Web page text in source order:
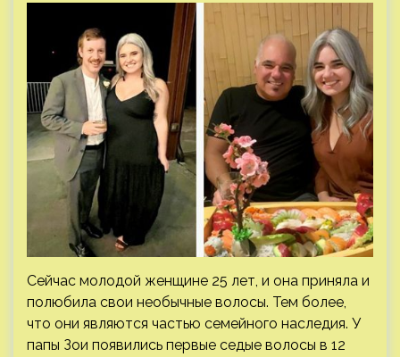
Сейчас молодой женщине 25 лет, и она приняла и
полюбила свои необычные волосы. Тем более,
что они являются частью семейного наследия. У
папы Зои появились первые седые волосы в 12